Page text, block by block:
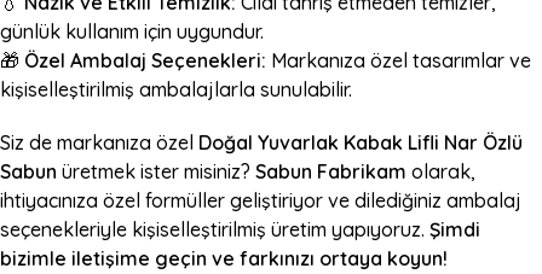
günlük kullanım için uygundur.
🎁 Özel Ambalaj Seçenekleri: Markanıza özel tasarımlar ve
kişiselleştirilmiş ambalajlarla sunulabilir.
Siz de markanıza özel Doğal Yuvarlak Kabak Lifli Nar Özlü
Sabun üretmek ister misiniz? Sabun Fabrikam olarak,
ihtiyacınıza özel formüller geliştiriyor ve dilediğiniz ambalaj
seçenekleriyle kişiselleştirilmiş üretim yapıyoruz. Şimdi
bizimle iletişime geçin ve farkınızı ortaya koyun!